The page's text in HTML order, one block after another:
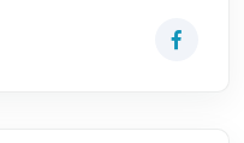
زيارة حساب المتجر على Facebook-f